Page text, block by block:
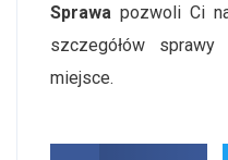
Sprawa pozwoli Ci
szczegółów
miejsce.